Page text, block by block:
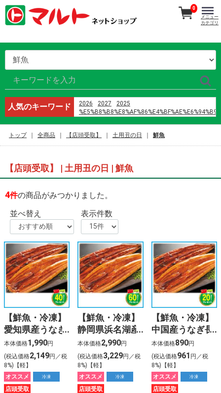
人気のキーワード 2026 2027
2025
%E5%B8%B8%E8%AF%86%E4%BF%AE%E6%94%B9
h%E6%96%87 %E4%B8%8D3p
%E3%83%9E%E3%82%B9%E3%82%AF
%E8%A3%8F%E8%A1%A8
%D9%85%D8%A7%D9%86%D9%87%D9%88%D8%A7
%D8%A7%D9%84%D9%81%D8%B5%D9%84 42
%E4%BD%9C%E8%AF%8D
%E6%AD%8C%E6%9B%B2
2024
桃
ardbeg y2k %E8%92%B8%E7%95%99%E6%89%80
%E3%81%8B%E3%81%A4%E3%81%BE%E3%82%93
%E6%A5%BD%E5%BF%83
%E8%B0%B7%E4%B8%8A
%E4%BA%88%E7%B4%84
0
メニュー
カテゴリ
トップ 全商品 【店頭受取】 土用丑の日 鮮魚
【店頭受取】 | 土用丑の日 | 鮮魚
4件の商品がみつかりました。
並べ替え
表示件数
【鮮魚・冷凍】
愛知県産うなぎ
長蒲焼（大）
【1尾】160g
タレ（山椒付
き）
本体価格1,990円
(税込価格2,149円／税
8%)【軽】
オススメ
冷凍
店頭受取
【鮮魚・冷凍】
静岡県浜名湖産
うなぎ長蒲焼
（特大）【1
尾】220g タレ
（山椒付き）
本体価格2,990円
(税込価格3,229円／税
8%)【軽】
オススメ
冷凍
店頭受取
【鮮魚・冷凍】
中国産うなぎ長
蒲焼（大）【1
尾】200g タレ
（山椒付き）
本体価格890円
(税込価格961 円／税
8%)【軽】
オススメ
冷凍
店頭受取